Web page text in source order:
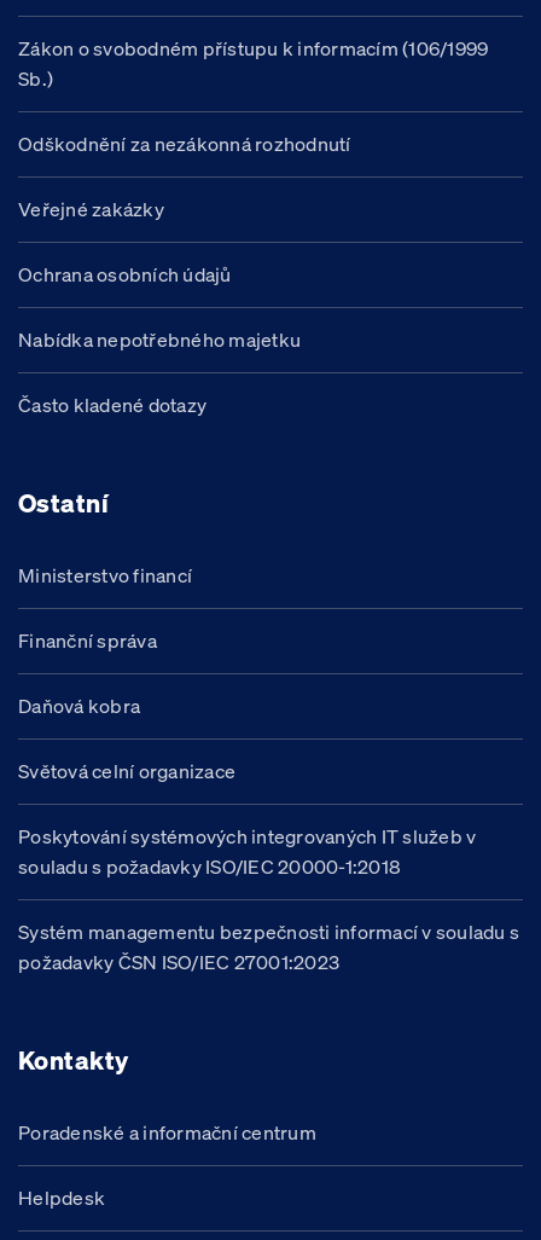
Zákon o svobodném přístupu k informacím (106/1999
Sb.)
Odškodnění za nezákonná rozhodnutí
Veřejné zakázky
Ochrana osobních údajů
Nabídka nepotřebného majetku
Často kladené dotazy
Ostatní
Ministerstvo financí
Finanční správa
Daňová kobra
Světová celní organizace
Poskytování systémových integrovaných IT služeb v
souladu s požadavky ISO/IEC 20000-1:2018
Systém managementu bezpečnosti informací v souladu s
požadavky ČSN ISO/IEC 27001:2023
Kontakty
Poradenské a informační centrum
Helpdesk